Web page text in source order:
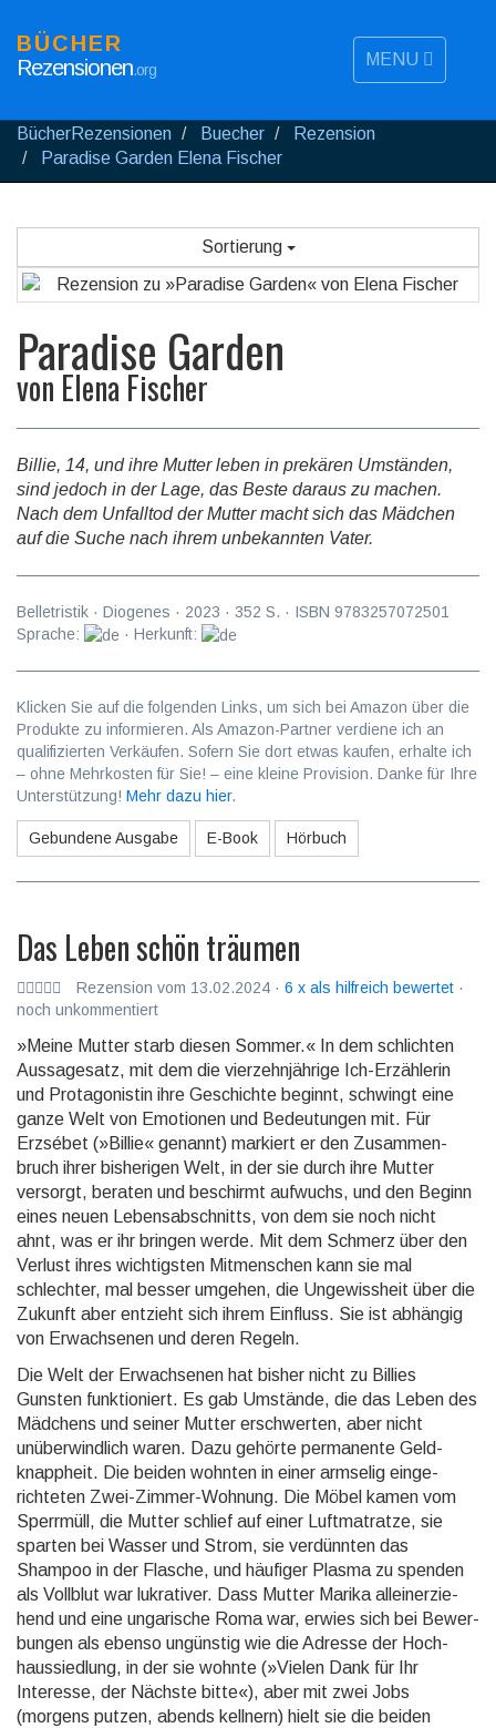
MENU
BÜCHER
Rezensionen.org
BücherRezensionen Buecher
Rezension
Paradise Garden Elena Fischer
Sortierung
Paradise Garden
von Elena Fischer
Billie, 14, und ihre Mutter leben in prekären Umständen,
sind jedoch in der Lage, das Beste daraus zu machen.
Nach dem Unfalltod der Mutter macht sich das Mädchen
auf die Suche nach ihrem unbekannten Vater.
Belletristik · Diogenes · 2023 · 352 S. · ISBN 9783257072501
Sprache:
· Herkunft:
Klicken Sie auf die folgenden Links, um sich bei Amazon über die
Produkte zu informieren. Als Amazon-Partner verdiene ich an
qualifizierten Verkäufen. Sofern Sie dort etwas kaufen, erhalte ich
– ohne Mehrkosten für Sie! – eine kleine Provision. Danke für Ihre
Unterstützung! Mehr dazu hier.
Gebundene Ausgabe E-Book Hörbuch
Das Leben schön träumen
Rezension vom 13.02.2024 · 6 x als hilfreich bewertet ·
noch unkommentiert
»Meine Mutter starb diesen Sommer.« In dem schlichten
Aussage­satz, mit dem die vierzehn­jährige Ich-Erzäh­lerin
und Protago­nistin ihre Geschichte beginnt, schwingt eine
ganze Welt von Emotionen und Bedeu­tungen mit. Für
Erzsébet (»Billie« genannt) markiert er den Zu­sammen­
bruch ihrer bishe­rigen Welt, in der sie durch ihre Mutter
versorgt, beraten und beschirmt aufwuchs, und den Beginn
eines neuen Lebens­abschnitts, von dem sie noch nicht
ahnt, was er ihr bringen werde. Mit dem Schmerz über den
Verlust ihres wich­tigsten Mit­menschen kann sie mal
schlech­ter, mal besser umgehen, die Unge­wiss­heit über die
Zukunft aber entzieht sich ihrem Einfluss. Sie ist abhängig
von Erwach­senen und deren Regeln.
Die Welt der Erwachsenen hat bisher nicht zu Billies
Gunsten funk­tioniert. Es gab Umstände, die das Leben des
Mädchens und seiner Mutter er­schwerten, aber nicht
unüber­wind­lich waren. Dazu gehörte perma­nente Geld­
knapp­heit. Die beiden wohnten in einer arm­selig einge­
richte­ten Zwei-Zimmer-Wohnung. Die Möbel kamen vom
Sperrmüll, die Mutter schlief auf einer Luft­matratze, sie
sparten bei Wasser und Strom, sie ver­dünn­ten das
Shampoo in der Flasche, und häufiger Plasma zu spenden
als Vollblut war lukra­tiver. Dass Mutter Marika allein­erzie­
hend und eine unga­rische Roma war, erwies sich bei Bewer­
bungen als ebenso ungünstig wie die Adresse der Hoch­
haus­sied­lung, in der sie wohnte (»Vielen Dank für Ihr
Interesse, der Nächste bitte«), aber mit zwei Jobs
(morgens putzen, abends kellnern) hielt sie die beiden